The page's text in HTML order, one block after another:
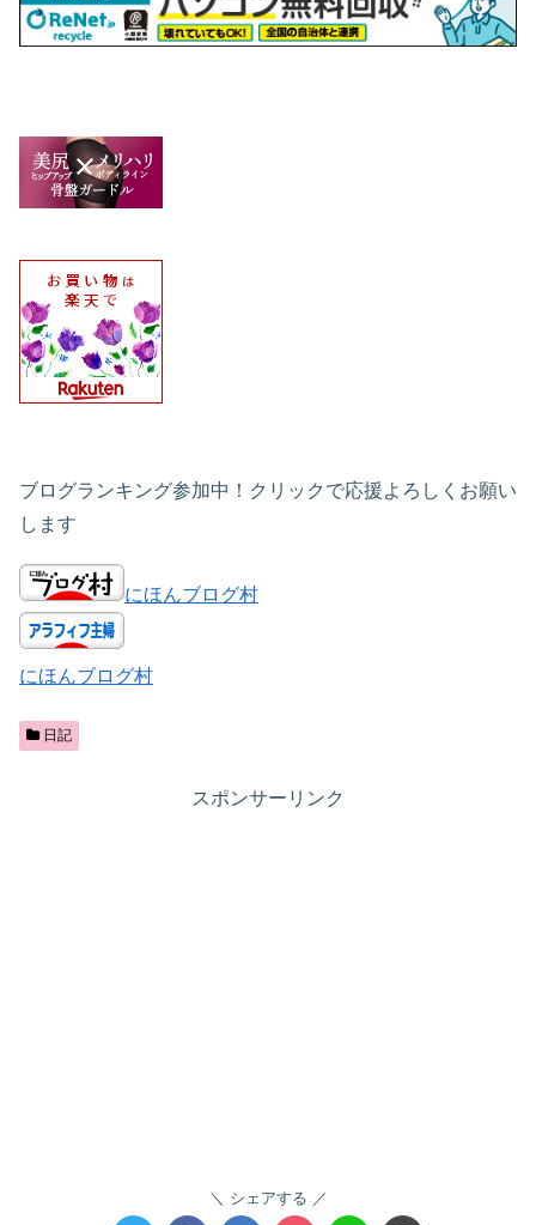
ブログランキング参加中！クリックで応援よろしくお願い
します
にほんブログ村
にほんブログ村
日記
スポンサーリンク
シェアする